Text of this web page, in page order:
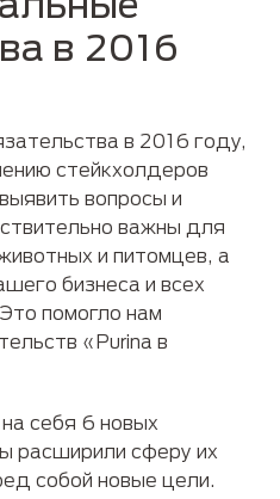
в 2016
в 2016 году,
стейкхолдеров
вопросы и
важны для
и питомцев, а
бизнеса и всех
помогло нам
«Purina в
себя 6 новых
расширили сферу их
собой новые цели.